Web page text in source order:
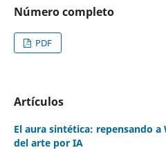
Número completo
PDF
Artículos
El aura sintética: repensando
del arte por IA